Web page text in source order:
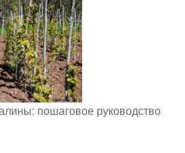
пошаговое руководство